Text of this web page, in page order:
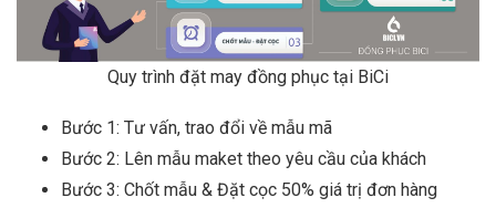
Quy trình đặt may đồng phục tại BiCi
Bước 1: Tư vấn, trao đổi về mẫu mã
Bước 2: Lên mẫu maket theo yêu cầu của khách
Bước 3: Chốt mẫu & Đặt cọc 50% giá trị đơn hàng